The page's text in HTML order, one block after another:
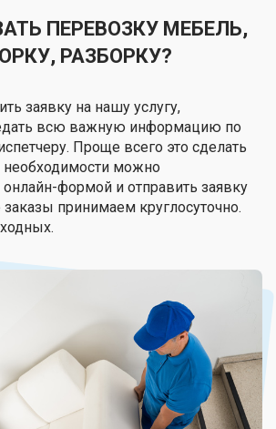
ПЕРЕВОЗКУ МЕБЕЛЬ,
РАЗБОРКУ?
заявку на нашу услугу,
всю важную информацию по
Проще всего это сделать
необходимости можно
онлайн-формой и отправить заявку
заказы принимаем круглосуточно.